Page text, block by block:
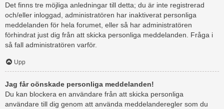
Det finns tre möjliga anledningar till detta; du är inte registrerad
och/eller inloggad, administratören har inaktiverat personliga
meddelanden för hela forumet, eller så har administratören
förhindrat just dig från att skicka personliga meddelanden. Fråga i
så fall administratören varför.
Upp
Jag får oönskade personliga meddelanden!
Du kan blockera en användare från att skicka personliga
användare till dig genom att använda meddelanderegler som du